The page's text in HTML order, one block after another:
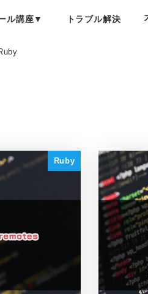
ル講座▼ トラブル解決
Ruby